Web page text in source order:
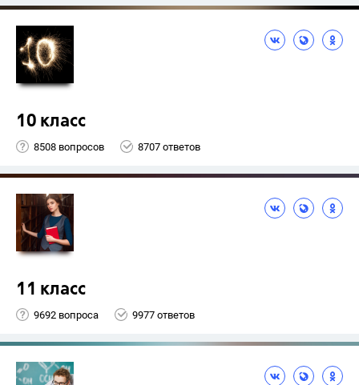
10 класс
8508 вопросов 8707 ответов
11 класс
9692 вопроса 9977 ответов